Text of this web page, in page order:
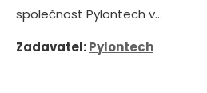
společnost Pylontech v...
Zadavatel:Pylontech